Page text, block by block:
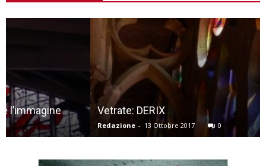
Vetrate: DERIX
Redazione - 13 Ottobre 2017 0